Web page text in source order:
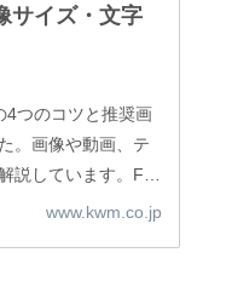
サイズ・文字
4つのコツと推奨画
。画像や動画、テ
説しています。Fac
ャをもとに説明し
www.kwm.co.jp